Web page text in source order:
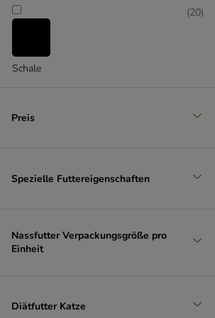
Rafi
Sanabelle
Schesir
Smilla Veterinary Diet
Super Benek
Thrive Complete
Trovet
Virbac Veterinary HPM
Schale
(20)
Preis
Spezielle Futtereigenschaften
Nassfutter Verpackungsgröße pro
Einheit
Diätfutter Katze